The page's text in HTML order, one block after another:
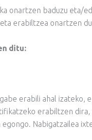
onartzen baduzu
erabiltzea onartzen
ditu:
erabili ahal
erabiltzen
Nabigatzailea